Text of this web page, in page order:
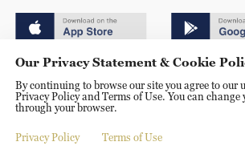
© China Radio International.CRI. All Rights
Shijingshan Road, Beijing, China. 100040
Our Privacy Statement & Cookie
By continuing to browse our site you agree to our
Privacy Policy and Terms of Use. You can change
through your browser.
Privacy Policy Terms of Use